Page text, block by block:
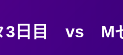
タ3日目 vs M